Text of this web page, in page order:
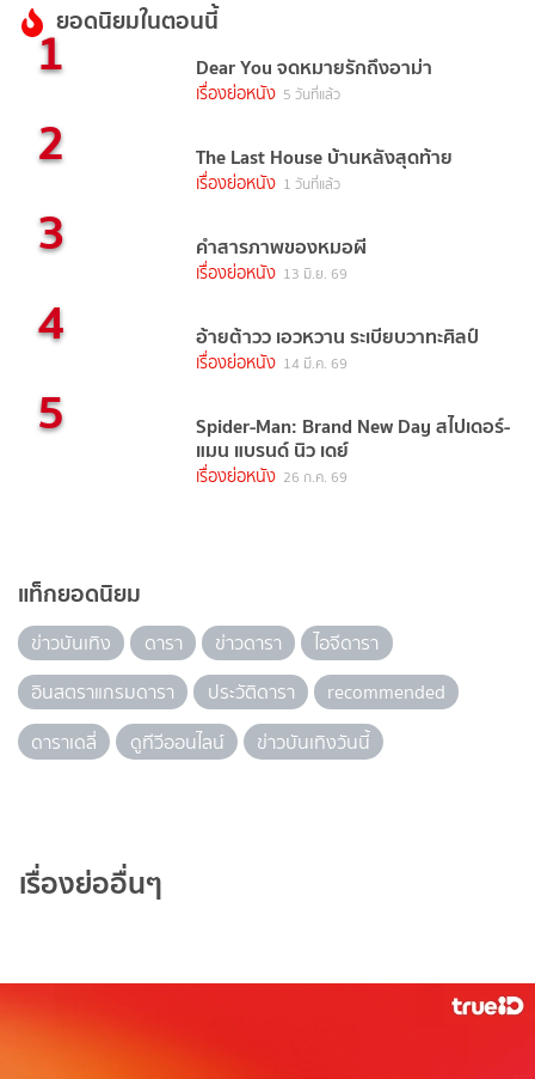
ยอดนิยมในตอนนี้
1 Dear You จดหมายรักถึงอาม่า
เรื่องย่อหนัง 5 วันที่แล้ว
2 The Last House บ้านหลังสุดท้าย
เรื่องย่อหนัง 1 วันที่แล้ว
3 คำสารภาพของหมอผี
เรื่องย่อหนัง 13 มิ.ย. 69
4 อ้ายต้าวว เอวหวาน ระเบียบวาทะศิลป์
เรื่องย่อหนัง 14 มี.ค. 69
5 Spider-Man: Brand New Day สไปเดอร์-
แมน แบรนด์ นิว เดย์
เรื่องย่อหนัง 26 ก.ค. 69
แท็กยอดนิยม
ข่าวบันเทิง ดารา ข่าวดารา
ไอจีดารา
อินสตราแกรมดารา
ประวัติดารา
recommended
ดาราเดลี่
ดูทีวีออนไลน์ ข่าวบันเทิงวันนี้
เรื่องย่ออื่นๆ